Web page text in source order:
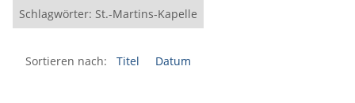
Schlagwörter: St.-Martins-Kapelle
Sortieren nach: Titel Datum